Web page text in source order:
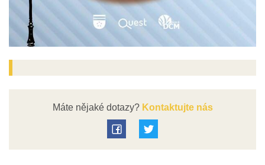
Máte nějaké dotazy?Kontaktujte nás